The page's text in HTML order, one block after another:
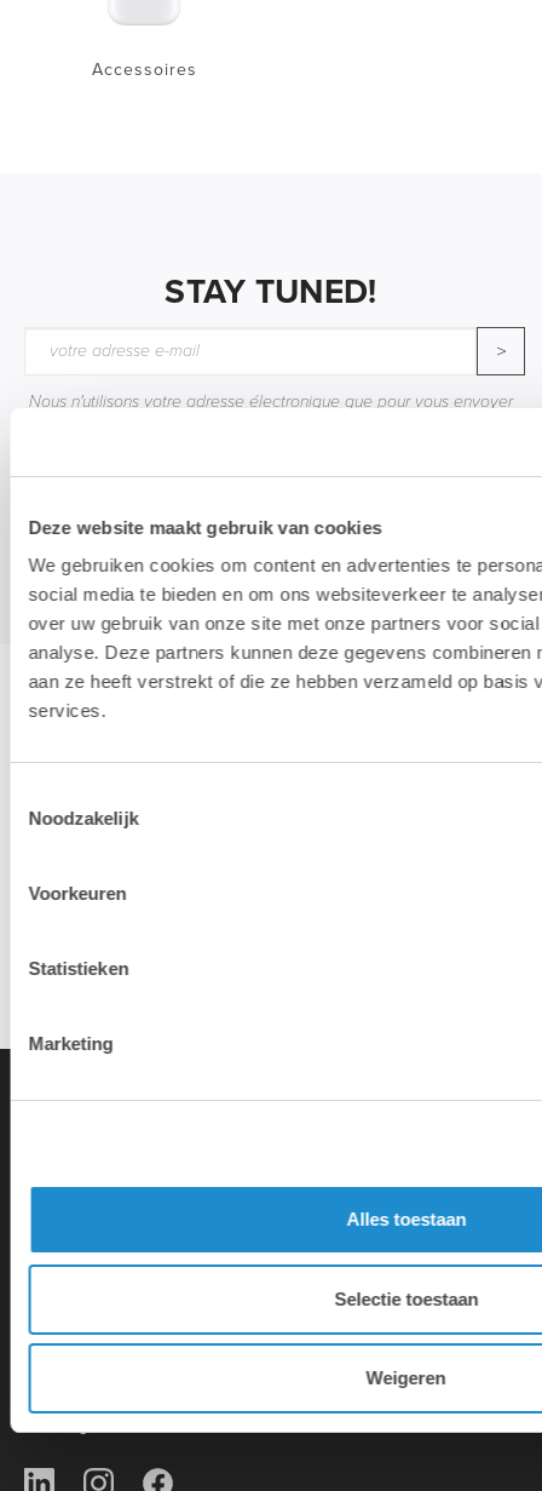
Deze website maakt gebruik van cookies
We gebruiken cookies om content en advertenties te
social media te bieden en om ons websiteverkeer te
over uw gebruik van onze site met onze partners voor
analyse. Deze partners kunnen deze gegevens combineren
aan ze heeft verstrekt of die ze hebben verzameld op basis
services.
Noodzakelijk
Voorkeuren
Statistieken
Marketing
Alles toestaan
Selectie toestaan
Weigeren
Accessoires
STAY TUNED!
>
Nous n'utilisons votre adresse électronique que pour vous envoyer
désabonnerez pas.
Lab9 est le plus grand Apple
société mère Lab9 Pro offre une
large gamme de services
d'enseignement.